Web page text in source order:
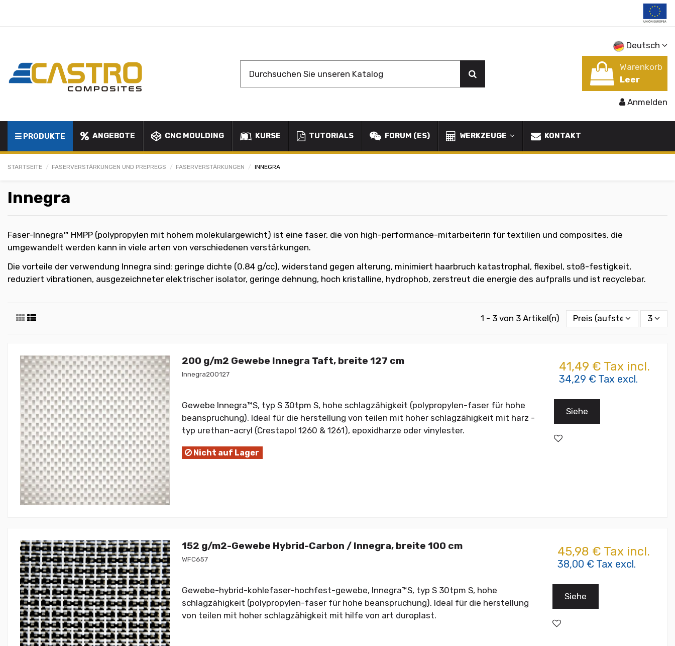
Deutsch
Warenkorb
Leer
Anmelden
PRODUKTE ANGEBOTE CNC MOULDING KURSE TUTORIALS FORUM (ES) WERKZEUGE KONTAKT
STARTSEITE FASERVERSTÄRKUNGEN UND PREPREGS FASERVERSTÄRKUNGEN INNEGRA
Innegra
Faser-Innegra™ HMPP (polypropylen mit hohem molekulargewicht) ist eine faser, die von high-performance-mitarbeiterin für textilien und composites, die
umgewandelt werden kann in viele arten von verschiedenen verstärkungen.
Die vorteile der verwendung Innegra sind: geringe dichte (0.84 g/cc), widerstand gegen alterung, minimiert haarbruch katastrophal, flexibel, stoß-festigkeit,
reduziert vibrationen, ausgezeichneter elektrischer isolator, geringe dehnung, hoch kristalline, hydrophob, zerstreut die energie des aufpralls und ist recyclebar.
1 - 3 von 3 Artikel(n) Preis (aufsteigend)3
200 g/m2 Gewebe Innegra Taft, breite 127 cm
Innegra200127
Gewebe Innegra™S, typ S 30tpm S, hohe schlagzähigkeit (polypropylen-faser für hohe
beanspruchung). Ideal für die herstellung von teilen mit hoher schlagzähigkeit mit harz -
typ urethan-acryl (Crestapol 1260 & 1261), epoxidharze oder vinylester.
Nicht auf Lager
41,49 € Tax incl.
34,29 € Tax excl.
Siehe
152 g/m2-Gewebe Hybrid-Carbon / Innegra, breite 100 cm
WFC657
Gewebe-hybrid-kohlefaser-hochfest-gewebe, Innegra™S, typ S 30tpm S, hohe
schlagzähigkeit (polypropylen-faser für hohe beanspruchung). Ideal für die herstellung
von teilen mit hoher schlagzähigkeit mit hilfe von art duroplast.
45,98 € Tax incl.
38,00 € Tax excl.
Siehe